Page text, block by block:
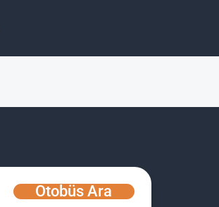
Otobüs Ara